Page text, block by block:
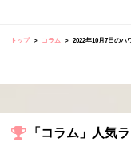
トップ コラム 2022年10月7日のハ
「コラム」人気